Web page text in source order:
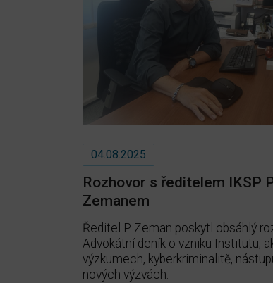
04.08.2025
Rozhovor s ředitelem IKSP
Zemanem
Ředitel P. Zeman poskytl obsáhlý
Advokátní deník o vzniku Institutu,
výzkumech, kyberkriminalitě,
nových výzvách.